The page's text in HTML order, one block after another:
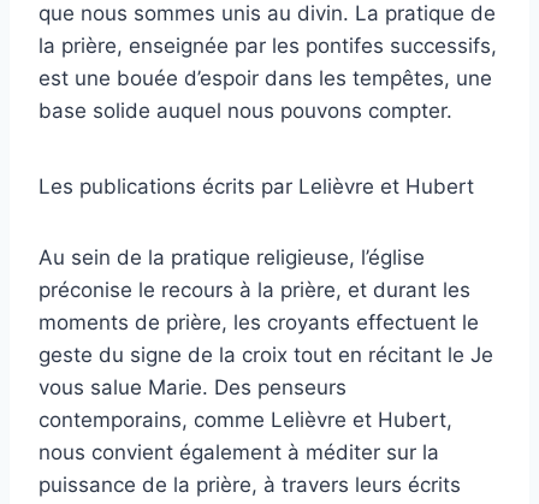
que nous sommes unis au divin. La pratique de
la prière, enseignée par les pontifes successifs,
est une bouée d’espoir dans les tempêtes, une
base solide auquel nous pouvons compter.
Les publications écrits par Lelièvre et Hubert
Au sein de la pratique religieuse, l’église
préconise le recours à la prière, et durant les
moments de prière, les croyants effectuent le
geste du signe de la croix tout en récitant le Je
vous salue Marie. Des penseurs
contemporains, comme Lelièvre et Hubert,
nous convient également à méditer sur la
puissance de la prière, à travers leurs écrits